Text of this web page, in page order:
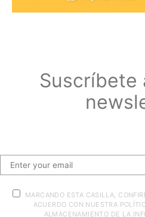
Suscríbete
MARCANDO ESTA CASILLA,
ACUERDO CON NUESTRA
ALMACENAMIENTO DE LA